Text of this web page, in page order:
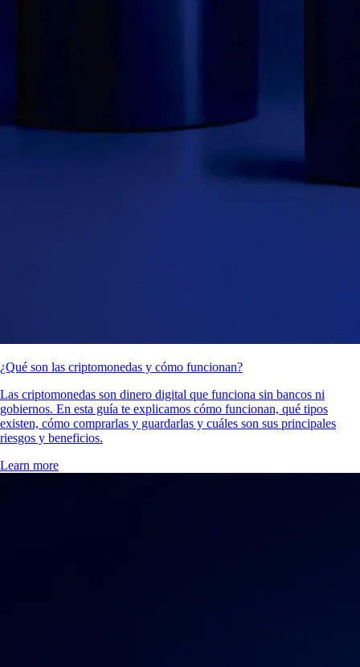
¿Qué son las criptomonedas y cómo funcionan?
Las criptomonedas son dinero digital que funciona sin bancos ni
gobiernos. En esta guía te explicamos cómo funcionan, qué tipos
existen, cómo comprarlas y guardarlas y cuáles son sus principales
riesgos y beneficios.
Learn more